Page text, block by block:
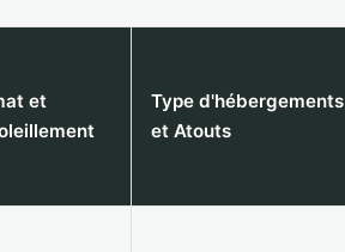
et
Type d'hébergements
et Atouts